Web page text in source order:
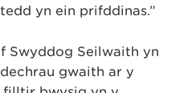
yn ein prifddinas.”
Swyddog Seilwaith yn
gwaith ar y